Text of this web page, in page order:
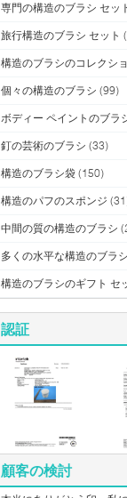
専門の構造のブラシ セッ
旅行構造のブラシ セット
構造のブラシのコレクシ
個々の構造のブラシ (99)
ボディー ペイントのブラ
釘の芸術のブラシ (33)
構造のブラシ袋 (150)
構造のパフのスポンジ
中間の質の構造のブラシ
多くの水平な構造のブラシ
構造のブラシのギフト セ
認証
顧客の検討